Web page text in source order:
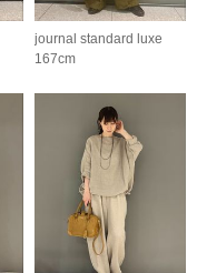
journal standard luxe
167cm